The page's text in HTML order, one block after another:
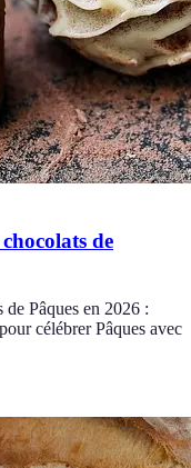
de
Pâques en 2026 :
célébrer Pâques avec